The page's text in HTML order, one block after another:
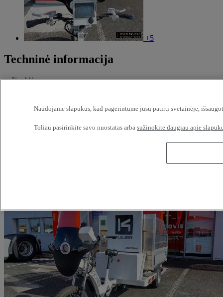
+5
Techninė informacija
važiuoklė
Zero emission
Naudojame slapukus, kad pagerintume jūsų patirtį svetainėje,
Toliau pasirinkite savo nuostatas arba sužinokite daugiau apie